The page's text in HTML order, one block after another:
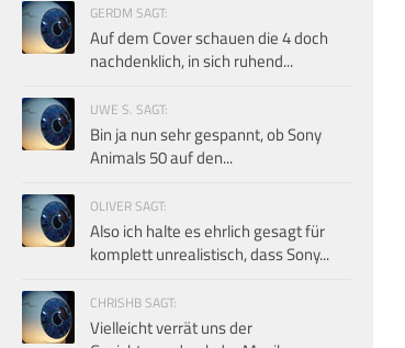
GERDM SAGT:
Auf dem Cover schauen die 4 doch
nachdenklich, in sich ruhend...
UWE S. SAGT:
Bin ja nun sehr gespannt, ob Sony
Animals 50 auf den...
OLIVER SAGT:
Also ich halte es ehrlich gesagt für
komplett unrealistisch, dass Sony...
CHRISHB SAGT:
Vielleicht verrät uns der